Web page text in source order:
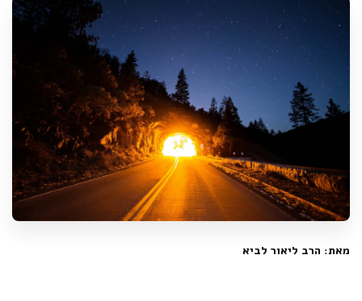
מאת: הרב ליאור לביא